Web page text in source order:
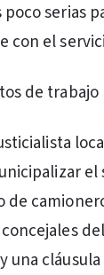
serias
con el
de trabajo
de
una